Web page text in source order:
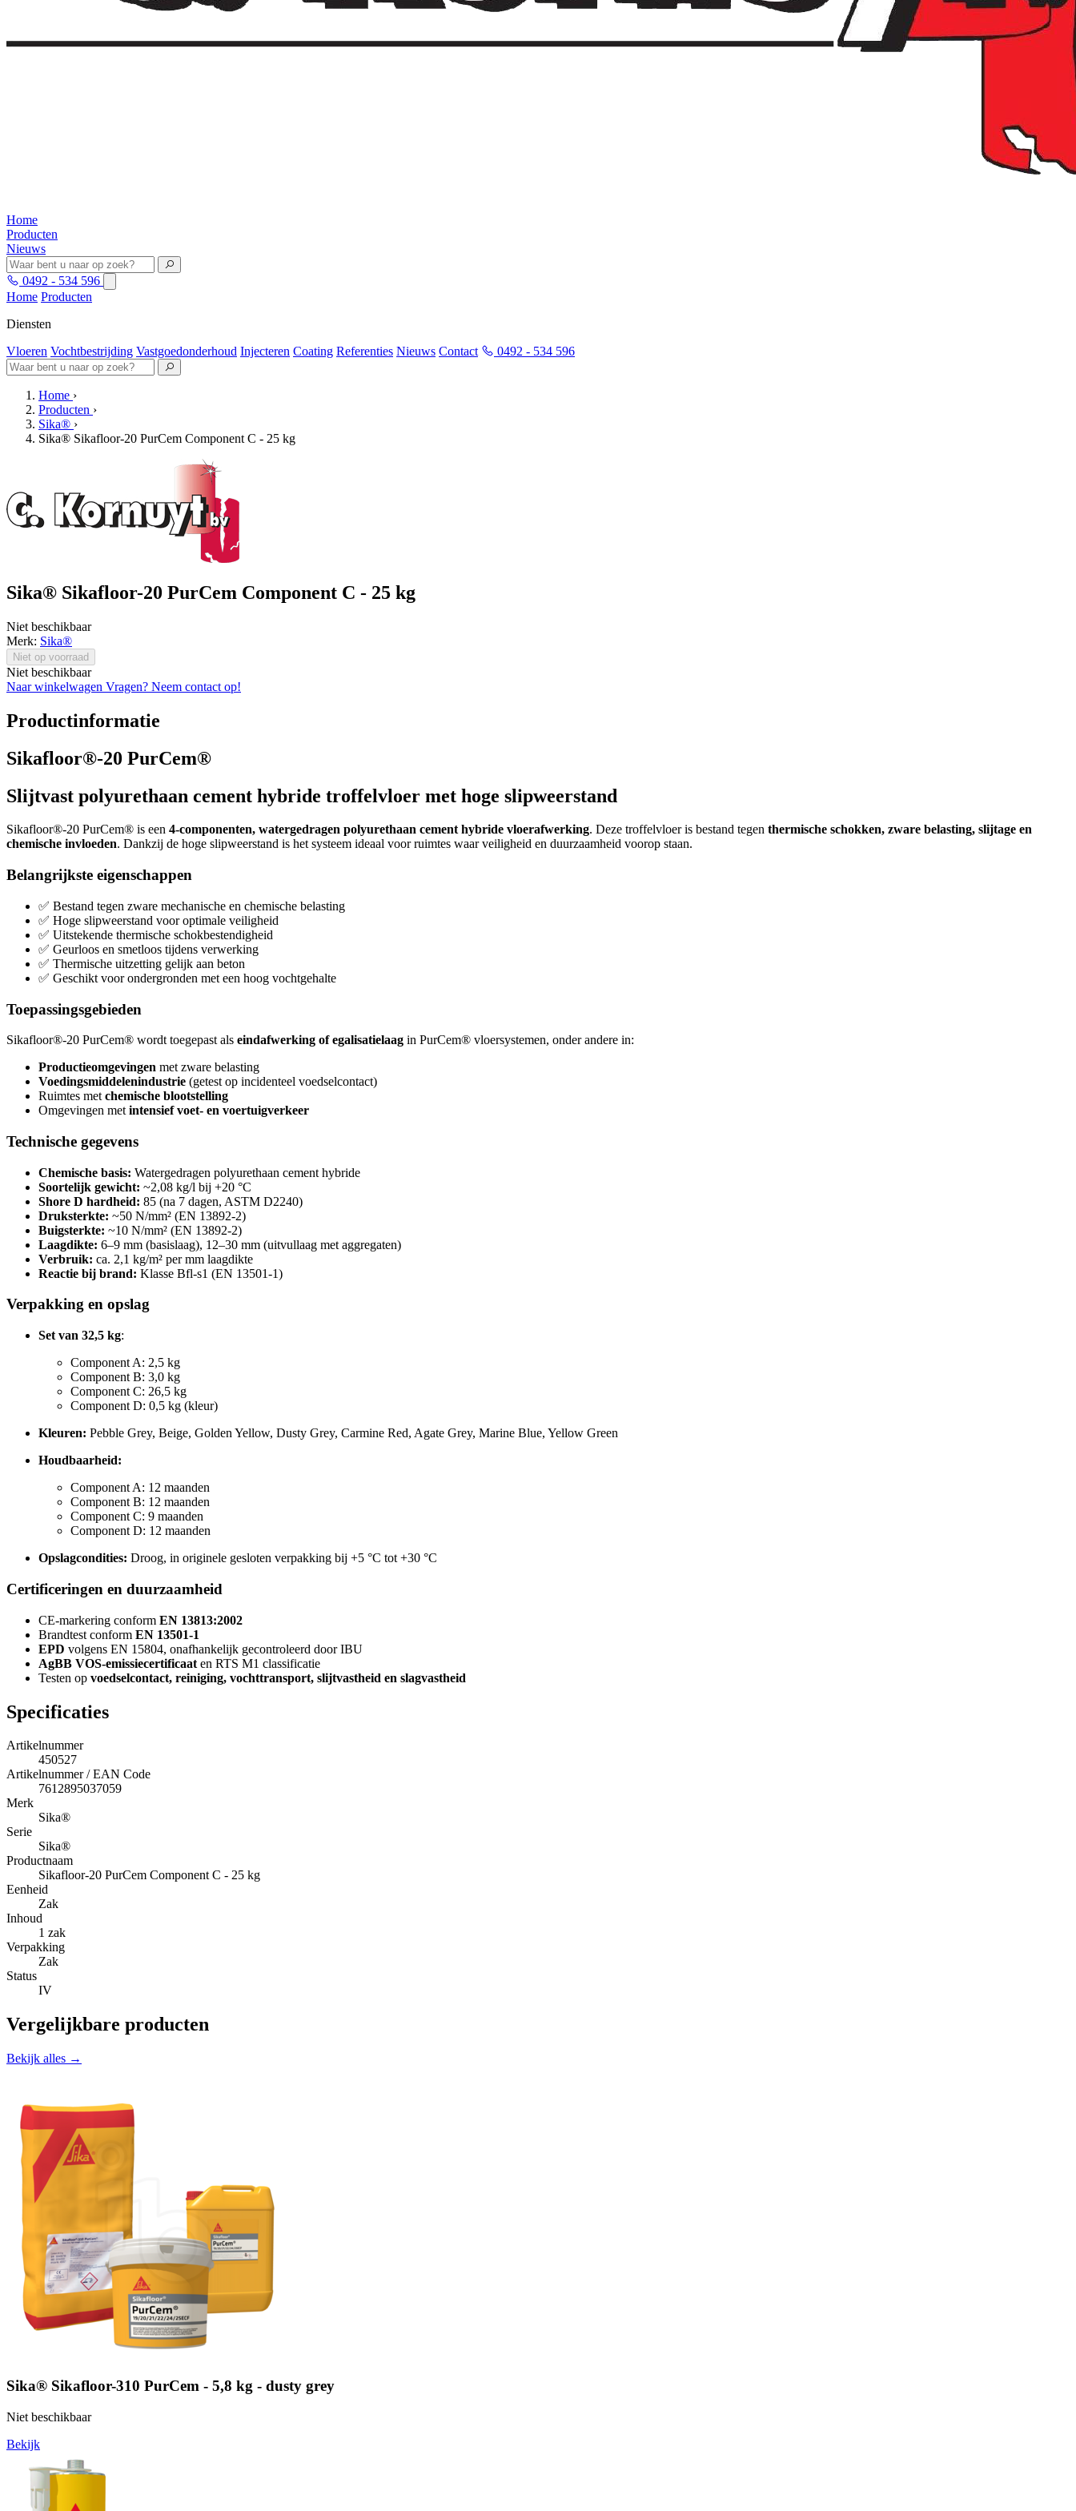
Home
Producten
Nieuws
0492 - 534 596
Home Producten
Diensten
Vloeren Vochtbestrijding Vastgoedonderhoud Injecteren Coating Referenties Nieuws Contact 0492 - 534 596
Home ›
Producten ›
Sika® ›
Sika® Sikafloor-20 PurCem Component C - 25 kg
Sika® Sikafloor-20 PurCem Component C - 25 kg
Niet beschikbaar
Merk: Sika®
Niet op voorraad
Niet beschikbaar
Naar winkelwagen Vragen? Neem contact op!
Productinformatie
Sikafloor®-20 PurCem®
Slijtvast polyurethaan cement hybride troffelvloer met hoge slipweerstand
Sikafloor®-20 PurCem® is een 4-componenten, watergedragen polyurethaan cement hybride vloerafwerking. Deze troffelvloer is bestand tegen thermische schokken, zware belasting, slijtage en
chemische invloeden. Dankzij de hoge slipweerstand is het systeem ideaal voor ruimtes waar veiligheid en duurzaamheid voorop staan.
Belangrijkste eigenschappen
✅ Bestand tegen zware mechanische en chemische belasting
✅ Hoge slipweerstand voor optimale veiligheid
✅ Uitstekende thermische schokbestendigheid
✅ Geurloos en smetloos tijdens verwerking
✅ Thermische uitzetting gelijk aan beton
✅ Geschikt voor ondergronden met een hoog vochtgehalte
Toepassingsgebieden
Sikafloor®-20 PurCem® wordt toegepast als eindafwerking of egalisatielaag in PurCem® vloersystemen, onder andere in:
Productieomgevingen met zware belasting
Voedingsmiddelenindustrie (getest op incidenteel voedselcontact)
Ruimtes met chemische blootstelling
Omgevingen met intensief voet- en voertuigverkeer
Technische gegevens
Chemische basis: Watergedragen polyurethaan cement hybride
Soortelijk gewicht: ~2,08 kg/l bij +20 °C
Shore D hardheid: 85 (na 7 dagen, ASTM D2240)
Druksterkte: ~50 N/mm² (EN 13892-2)
Buigsterkte: ~10 N/mm² (EN 13892-2)
Laagdikte: 6–9 mm (basislaag), 12–30 mm (uitvullaag met aggregaten)
Verbruik: ca. 2,1 kg/m² per mm laagdikte
Reactie bij brand: Klasse Bfl-s1 (EN 13501-1)
Verpakking en opslag
Set van 32,5 kg:
Component A: 2,5 kg
Component B: 3,0 kg
Component C: 26,5 kg
Component D: 0,5 kg (kleur)
Kleuren: Pebble Grey, Beige, Golden Yellow, Dusty Grey, Carmine Red, Agate Grey, Marine Blue, Yellow Green
Houdbaarheid:
Component A: 12 maanden
Component B: 12 maanden
Component C: 9 maanden
Component D: 12 maanden
Opslagcondities: Droog, in originele gesloten verpakking bij +5 °C tot +30 °C
Certificeringen en duurzaamheid
CE-markering conform EN 13813:2002
Brandtest conform EN 13501-1
EPD volgens EN 15804, onafhankelijk gecontroleerd door IBU
AgBB VOS-emissiecertificaat en RTS M1 classificatie
Testen op voedselcontact, reiniging, vochttransport, slijtvastheid en slagvastheid
Specificaties
Artikelnummer
450527
Artikelnummer / EAN Code
7612895037059
Merk
Sika®
Serie
Sika®
Productnaam
Sikafloor-20 PurCem Component C - 25 kg
Eenheid
Zak
Inhoud
1 zak
Verpakking
Zak
Status
IV
Vergelijkbare producten
Bekijk alles →
Sika® Sikafloor-310 PurCem - 5,8 kg - dusty grey
Niet beschikbaar
Bekijk